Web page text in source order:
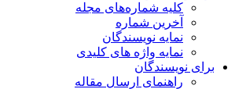
کلیه شماره‌های مجله
آخرین شماره
نمایه نویسندگان
نمایه واژه های کلیدی
برای نویسندگان
راهنمای ارسال مقاله